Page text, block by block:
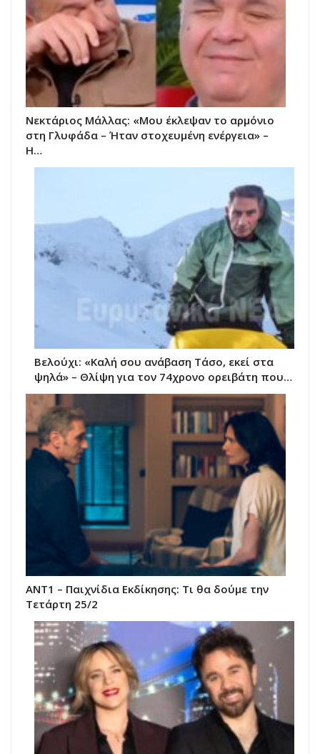
Νεκτάριος Μάλλας: «Μου έκλεψαν το αρμόνιο
στη Γλυφάδα – Ήταν στοχευμένη ενέργεια» –
Η…
Βελούχι: «Καλή σου ανάβαση Τάσο, εκεί στα
ψηλά» – Θλίψη για τον 74χρονο ορειβάτη που…
ΑΝΤ1 – Παιχνίδια Εκδίκησης: Τι θα δούμε την
Τετάρτη 25/2